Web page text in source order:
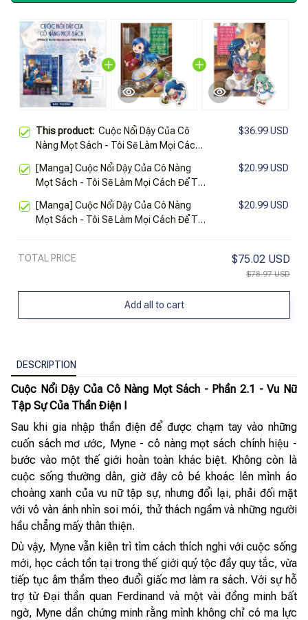
This product: Cuộc Nổi Dậy Của Cô
Nàng Mọt Sách - Tôi Sẽ Làm Mọi Cách
Nữ Tập Sự Của Thần Điện I - Tặng Kèm
Bookmark + Postcard
$36.99 USD
[Manga] Cuộc Nổi Dậy Của Cô Nàng
Mọt Sách - Tôi Sẽ Làm Mọi Cách Để Trở
Sách Thì Tự Mình Làm Ra Thôi! - Tập 1
- Tặng Kèm Bookmark
$20.99 USD
[Manga] Cuộc Nổi Dậy Của Cô Nàng
Mọt Sách - Tôi Sẽ Làm Mọi Cách Để Trở
- Tặng Kèm Bookmark
$20.99 USD
TOTAL PRICE $75.02 USD
$78.97 USD
Add all to cart
DESCRIPTION
Cuộc Nổi Dậy Của Cô Nàng Mọt Sách - Phần 2.1 - Vu Nữ
Tập Sự Của Thần Điện I
Sau khi gia nhập thần điện để được chạm tay vào những
cuốn sách mơ ước, Myne - cô nàng mọt sách chính hiệu -
bước vào một thế giới hoàn toàn khác biệt. Không còn là
cuộc sống thường dân, giờ đây cô bé khoác lên mình áo
choàng xanh của vu nữ tập sự, nhưng đổi lại, phải đối mặt
với vô vàn ánh nhìn soi mói, thử thách ngầm và những người
hầu chẳng mấy thân thiện.
Dù vậy, Myne vẫn kiên trì tìm cách thích nghi với cuộc sống
mới, học cách tồn tại trong thế giới quý tộc đầy quy tắc, vừa
tiếp tục âm thầm theo đuổi giấc mơ làm ra sách. Với sự hỗ
trợ từ Đại thần quan Ferdinand và một vài đồng minh bất
ngờ, Myne dần chứng minh rằng mình không chỉ có ma lực